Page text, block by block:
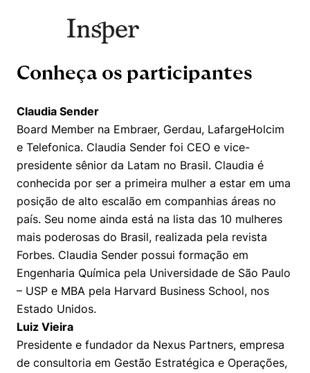
Conheça os participantes
Claudia Sender
Board Member na Embraer, Gerdau, LafargeHolcim
e Telefonica. Claudia Sender foi CEO e vice-
presidente sênior da Latam no Brasil. Claudia é
conhecida por ser a primeira mulher a estar em uma
posição de alto escalão em companhias áreas no
país. Seu nome ainda está na lista das 10 mulheres
mais poderosas do Brasil, realizada pela revista
Forbes. Claudia Sender possui formação em
Engenharia Química pela Universidade de São Paulo
– USP e MBA pela Harvard Business School, nos
Estado Unidos.
Luiz Vieira
Presidente e fundador da Nexus Partners, empresa
de consultoria em Gestão Estratégica e Operações,